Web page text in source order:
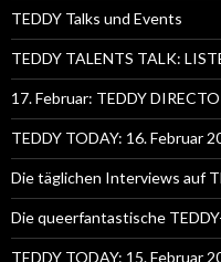
TEDDY Talks und Events
TEDDY TALENTS TALK:
17. Februar: TEDDY
TEDDY TODAY: 16. Februar
Die täglichen Interviews auf
Die queerfantastische
TEDDY TODAY: 15. Februar